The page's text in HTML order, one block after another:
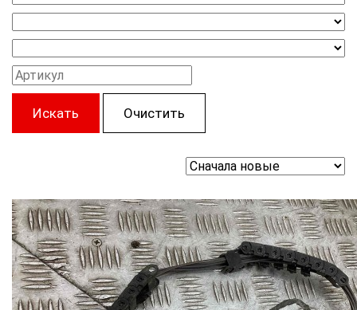
Искать Очистить